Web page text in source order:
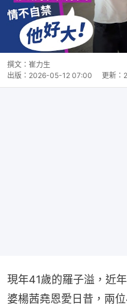
撰文： 崔力生
出版： 2026-05-12 07:00 更新：
現年41歲的羅子溢，近
婆楊茜堯恩愛日昔，兩